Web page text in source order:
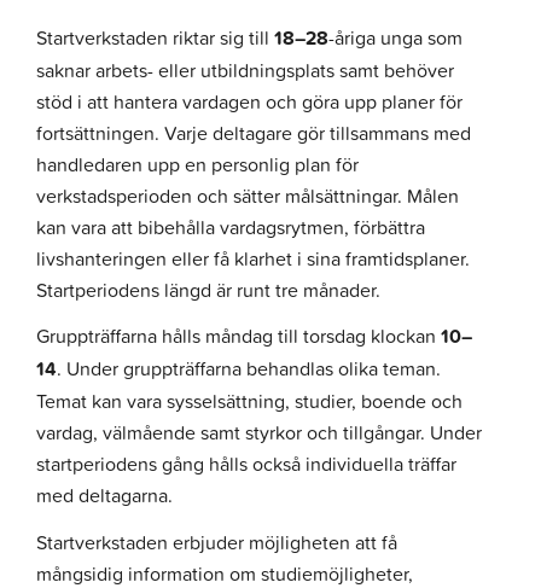
Startverkstaden riktar sig till18–28-åriga unga som
saknar arbets- eller utbildningsplats samt behöver
stöd i att hantera vardagen och göra upp planer för
fortsättningen. Varje deltagare gör tillsammans med
handledaren upp en personlig plan för
verkstadsperioden och sätter målsättningar. Målen
kan vara att bibehålla vardagsrytmen, förbättra
livshanteringen eller få klarhet i sina framtidsplaner.
Startperiodens längd är runt tre månader.
Gruppträffarna hålls måndag till torsdag klockan10–
14. Under gruppträffarna behandlas olika teman.
Temat kan vara sysselsättning, studier, boende och
vardag, välmående samt styrkor och tillgångar. Under
startperiodens gång hålls också individuella träffar
med deltagarna.
Startverkstaden erbjuder möjligheten att få
mångsidig information om studiemöjligheter,